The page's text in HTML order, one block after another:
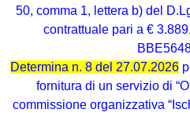
50, comma 1, lettera b) del
contrattuale pari a €
Determina n. 8 del 27.07.2026
fornitura di un servizio di
commissione organizzativa